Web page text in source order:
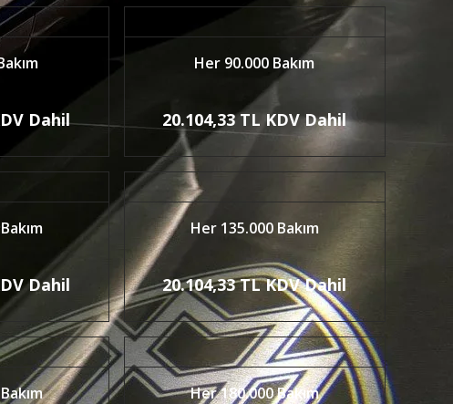
Dahil
Her 90.000 Bakım
20.104,33 TL KDV Dahil
Dahil
Her 135.000 Bakım
20.104,33 TL KDV Dahil
Her 180.000 Bakım